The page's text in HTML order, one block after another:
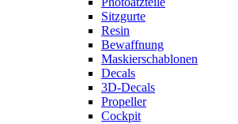
Sitzgurte
Resin
Bewaffnung
Maskierschablonen
Decals
3D-Decals
Propeller
Cockpit